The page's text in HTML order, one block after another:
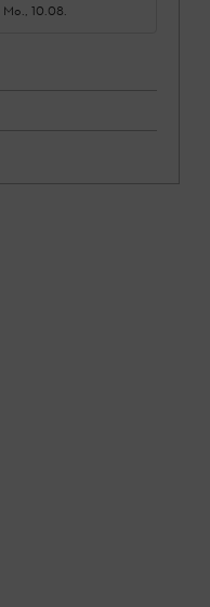
Mo., 10.08.